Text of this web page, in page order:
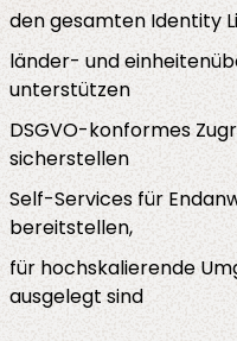
den gesamten Identity
länder- und
unterstützen
DSGVO-konformes
sicherstellen
Self-Services für
bereitstellen,
für hochskalierende
ausgelegt sind